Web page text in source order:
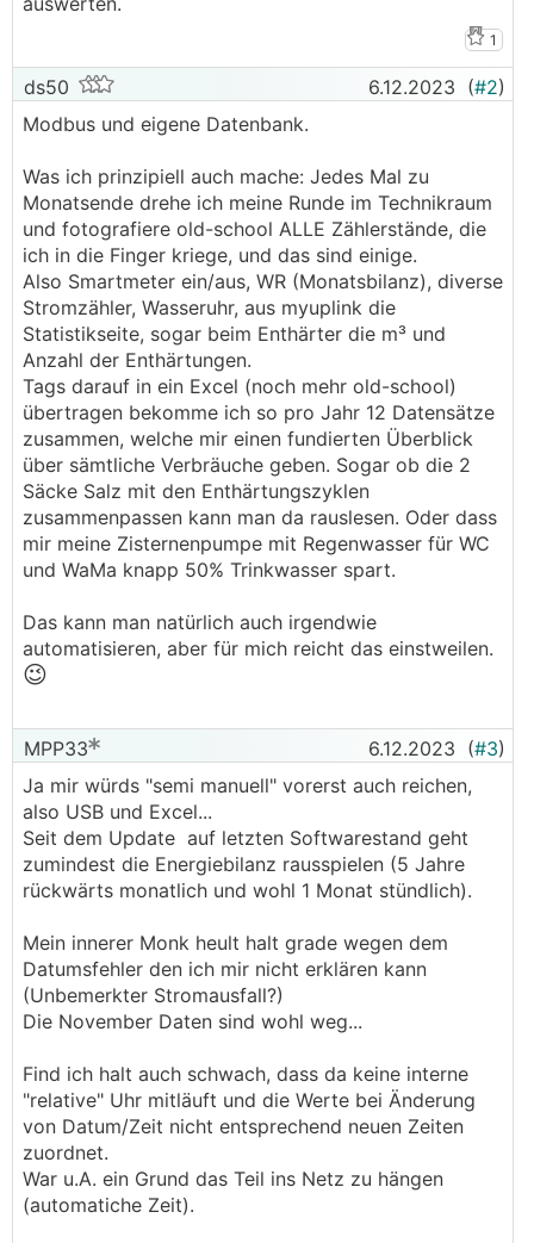
1
ds50 6.12.2023 (#2)
Modbus und eigene Datenbank.
Was ich prinzipiell auch mache: Jedes Mal zu
Monatsende drehe ich meine Runde im Technikraum
und fotografiere old-school ALLE Zählerstände, die
ich in die Finger kriege, und das sind einige.
Also Smartmeter ein/aus, WR (Monatsbilanz), diverse
Stromzähler, Wasseruhr, aus myuplink die
Statistikseite, sogar beim Enthärter die m³ und
Anzahl der Enthärtungen.
Tags darauf in ein Excel (noch mehr old-school)
übertragen bekomme ich so pro Jahr 12 Datensätze
zusammen, welche mir einen fundierten Überblick
über sämtliche Verbräuche geben. Sogar ob die 2
Säcke Salz mit den Enthärtungszyklen
zusammenpassen kann man da rauslesen. Oder dass
mir meine Zisternenpumpe mit Regenwasser für WC
und WaMa knapp 50% Trinkwasser spart.
Das kann man natürlich auch irgendwie
automatisieren, aber für mich reicht das einstweilen.
😉
MPP33 6.12.2023 (#3)
Ja mir würds "semi manuell" vorerst auch reichen,
also USB und Excel...
Seit dem Update auf letzten Softwarestand geht
zumindest die Energiebilanz rausspielen (5 Jahre
rückwärts monatlich und wohl 1 Monat stündlich).
Mein innerer Monk heult halt grade wegen dem
Datumsfehler den ich mir nicht erklären kann
(Unbemerkter Stromausfall?)
Die November Daten sind wohl weg...
Find ich halt auch schwach, dass da keine interne
"relative" Uhr mitläuft und die Werte bei Änderung
von Datum/Zeit nicht entsprechend neuen Zeiten
zuordnet.
War u.A. ein Grund das Teil ins Netz zu hängen
(automatiche Zeit).